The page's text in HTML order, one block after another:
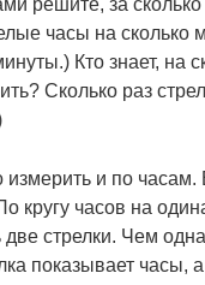
решите, за
часы на сколько
Кто знает, на
Сколько раз
и по часам.
кругу часов на
стрелки. Чем
показывает часы,